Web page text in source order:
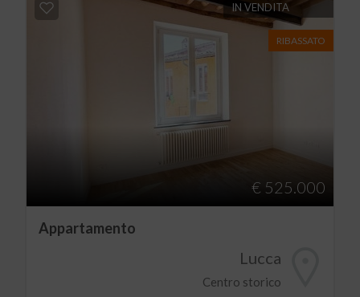
IN VENDITA
RIBASSATO
€ 525.000
Appartamento
Lucca
Centro storico